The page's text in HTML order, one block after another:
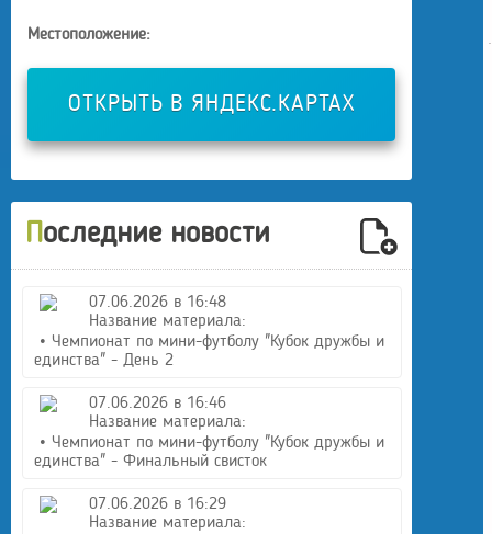
Местоположение:
ОТКРЫТЬ В ЯНДЕКС.КАРТАХ
Последние новости
07.06.2026 в 16:48
Название материала:
• Чемпионат по мини-футболу "Кубок дружбы и
единства" - День 2
07.06.2026 в 16:46
Название материала:
• Чемпионат по мини-футболу "Кубок дружбы и
единства" - Финальный свисток
07.06.2026 в 16:29
Название материала: